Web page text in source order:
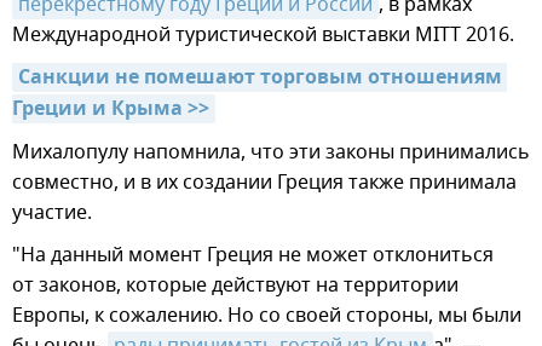
Международной туристической выставки MITT 2016.
Санкции не помешают торговым отношениям
Греции и Крыма >>
Михалопулу напомнила, что эти законы принимались
совместно, и в их создании Греция также принимала
участие.
"На данный момент Греция не может отклониться
от законов, которые действуют на территории
Европы, к сожалению. Но со своей стороны, мы были